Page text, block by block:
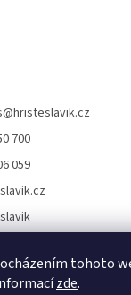
tohoto
zde.
@hristeslavik.cz
700
059